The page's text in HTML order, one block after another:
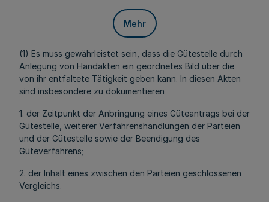
Mehr
(1) Es muss gewährleistet sein, dass die Gütestelle durch
Anlegung von Handakten ein geordnetes Bild über die
von ihr entfaltete Tätigkeit geben kann. In diesen Akten
sind insbesondere zu dokumentieren
1. der Zeitpunkt der Anbringung eines Güteantrags bei der
Gütestelle, weiterer Verfahrenshandlungen der Parteien
und der Gütestelle sowie der Beendigung des
Güteverfahrens;
2. der Inhalt eines zwischen den Parteien geschlossenen
Vergleichs.